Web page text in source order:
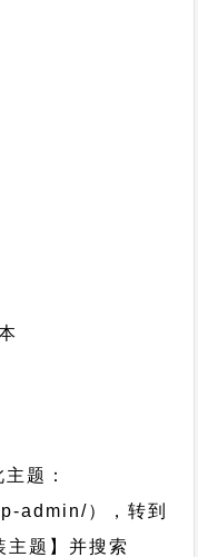
题：
admin/），转到
主题】并搜索